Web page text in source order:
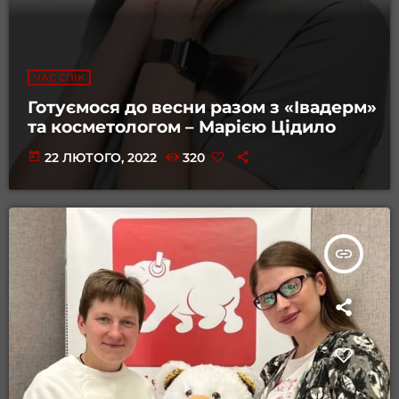
ЧАС СПІК
Готуємося до весни разом з «Івадерм»
та косметологом – Марією Цідило
today 22 ЛЮТОГО, 2022 320
insert_link